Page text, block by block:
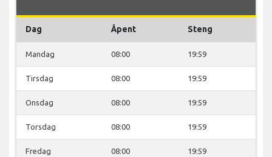
Dag Åpent Steng
Mandag 08:00 19:59
Tirsdag 08:00 19:59
Onsdag 08:00 19:59
Torsdag 08:00 19:59
Fredag 08:00 19:59